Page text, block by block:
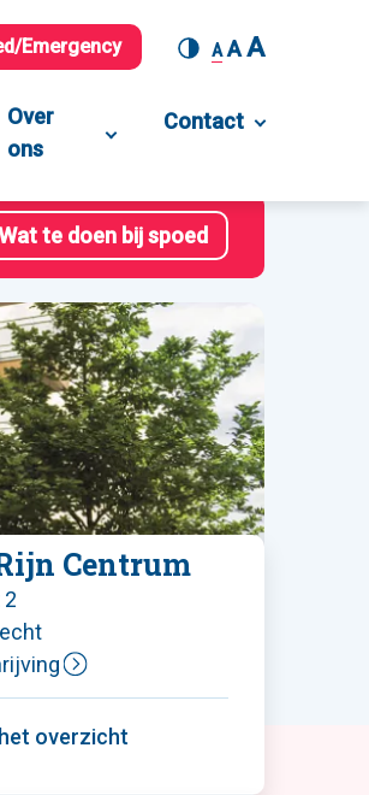
Emergency A AA
Over
ons
Contact
te doen bij spoed
Leaflet| ©OpenStreetMapcontributors
Centrum
overzicht